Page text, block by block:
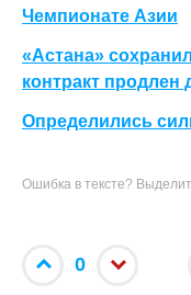
Чемпионате Азии
«Астана»
контракт продлен
Определились
Ошибка в тексте?
0